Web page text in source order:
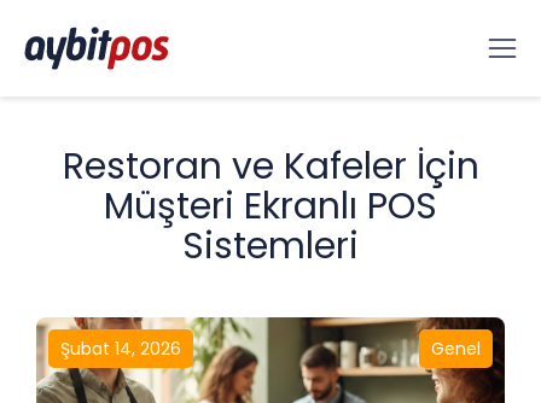
Restoran ve Kafeler İçin
Müşteri Ekranlı POS
Sistemleri
Şubat 14, 2026 Genel